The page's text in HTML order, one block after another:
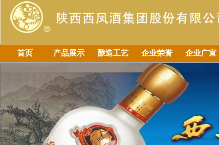
首页 产品展示 酿造工艺 企业荣誉 企业广宣